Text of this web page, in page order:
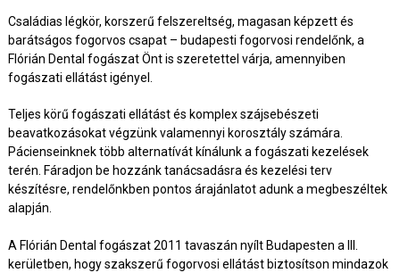
Családias légkör, korszerű felszereltség, magasan képzett és
barátságos fogorvos csapat – budapesti fogorvosi rendelőnk, a
Flórián Dental fogászat Önt is szeretettel várja, amennyiben
fogászati ellátást igényel.
Teljes körű fogászati ellátást és komplex szájsebészeti
beavatkozásokat végzünk valamennyi korosztály számára.
Pácienseinknek több alternatívát kínálunk a fogászati kezelések
terén. Fáradjon be hozzánk tanácsadásra és kezelési terv
készítésre, rendelőnkben pontos árajánlatot adunk a megbeszéltek
alapján.
A Flórián Dental fogászat 2011 tavaszán nyílt Budapesten a III.
kerületben, hogy szakszerű fogorvosi ellátást biztosítson mindazok